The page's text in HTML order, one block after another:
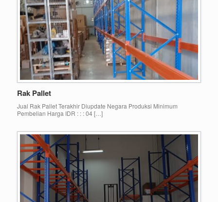
Rak Pallet
Jual Rak Pallet Terakhir Diupdate Negara Produksi Minimum
Pembelian Harga IDR : : : 04 […]